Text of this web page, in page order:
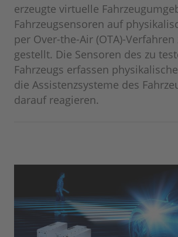
erzeugte virtuelle
Fahrzeugsensoren auf
per Over-the-Air (OTA)-
gestellt. Die Sensoren des zu
Fahrzeugs erfassen
die Assistenzsysteme des
darauf reagieren.